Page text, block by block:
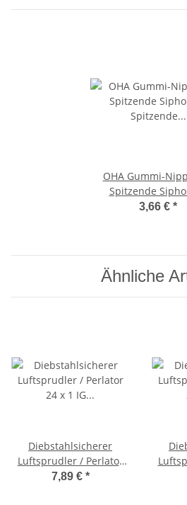
OHA Gummi-
Spitzende
Spitzende HT-Rohr,
3,66 € *
Ähnliche
Diebstahlsicherer
Luftsprudler / Perlator
24 x 1 IG Perlator
7,89 € *